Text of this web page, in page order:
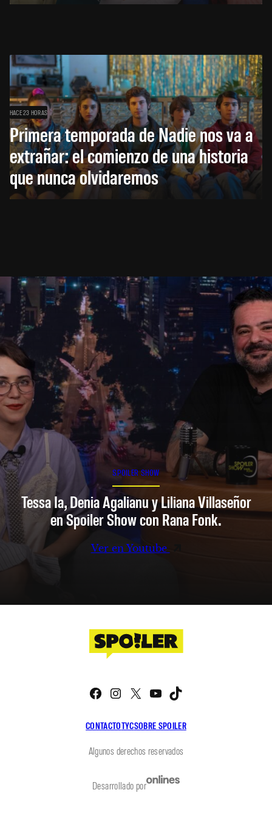
HACE 23 HORAS
Primera temporada de Nadie nos va a
extrañar: el comienzo de una historia
que nunca olvidaremos
SPOILER SHOW
Tessa Ia, Denia Agalianu y Liliana Villaseñor
en Spoiler Show con Rana Fonk.
Ver en Youtube
CONTACTOTYCSOBRE SPOILER
Facebook
Instagram
X YouTube
Algunos derechos reservados
Desarrollado por